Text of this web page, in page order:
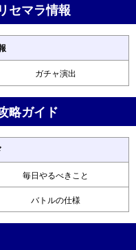
セマラ情報
ガチャ演出
略ガイド
毎日やるべきこと
バトルの仕様